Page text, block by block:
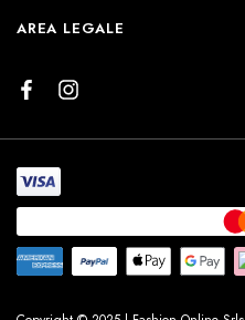
AREA LEGALE